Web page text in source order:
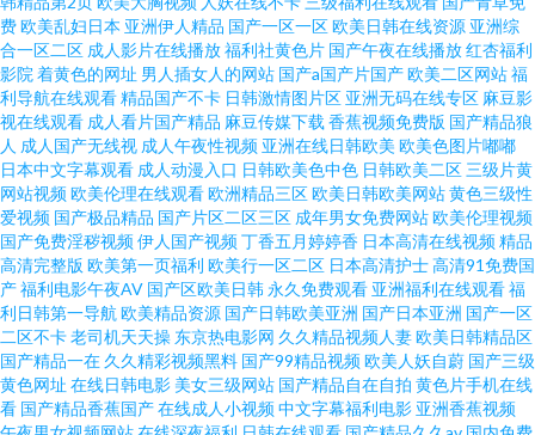
费欧美乱妇日本 亚洲伊人精品 国产一区一区欧美日韩在线资源 亚洲综
合一区二区 成人影片在线播放福利社黄色片 国产午夜在线播放红杏福利
影院 着黄色的网址 男人插女人的网站 国产a国产片国产欧美二区网站福
利导航在线观看精品国产不卡 日韩激情图片区 亚洲无码在线专区 麻豆影
视在线观看 成人看片国产精品 麻豆传媒下载 香蕉视频免费版 国产精品狼
人 成人国产无线视 成人午夜性视频 亚洲在线日韩欧美 欧美色图片嘟嘟
日本中文字幕观看 成人动漫入口 日韩欧美色中色 日韩欧美二区 三级片黄
网站视频欧美伦理在线观看欧洲精品三区欧美日韩欧美网站黄色三级性
爱视频 国产极品精品 国产片区二区三区 成年男女免费网站欧美伦理视频
国产免费淫秽视频伊人国产视频丁香五月婷婷香 日本高清在线视频精品
高清完整版 欧美第一页福利 欧美行一区二区 日本高清护士高清91免费国
产福利电影午夜AV 国产区欧美日韩 永久免费观看 亚洲福利在线观看福
利日韩第一导航 欧美精品资源 国产日韩欧美亚洲 国产日本亚洲 国产一区
二区不卡老司机天天操 东京热电影网 久久精品视频人妻欧美日韩精品区
国产精品一在 久久精彩视频黑料 国产99精品视频欧美人妖自蔚 国产三级
黄色网址 在线日韩电影 美女三级网站 国产精品自在自拍 黄色片手机在线
看 国产精品香蕉国产在线成人小视频中文字幕福利电影 亚洲香蕉视频